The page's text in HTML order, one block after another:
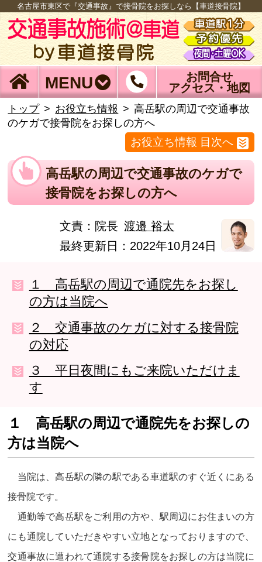
名古屋市東区で『交通事故』で接骨院をお探しなら【車道接骨院】
MENU
お問合せ
アクセス・地図
トップ お役立ち情報
高岳駅の周辺で交通事故
のケガで接骨院をお探しの方へ
お役立ち情報 目次へ
高岳駅の周辺で交通事故のケガで
接骨院をお探しの方へ
文責： 院長 渡邉 裕太
最終更新日：2022年10月24日
１ 高岳駅の周辺で通院先をお探し
の方は当院へ
２ 交通事故のケガに対する接骨院
の対応
３ 平日夜間にもご来院いただけま
す
１ 高岳駅の周辺で通院先をお探しの
方は当院へ
当院は、高岳駅の隣の駅である車道駅のすぐ近くにある
接骨院です。
通勤等で高岳駅をご利用の方や、駅周辺にお住まいの方
にも通院していただきやすい立地となっておりますので、
交通事故に遭われて通院する接骨院をお探しの方は当院に